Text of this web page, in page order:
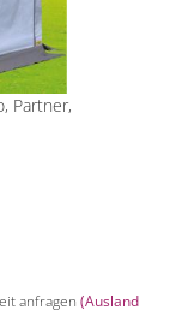
Partner,
anfragen (Ausland